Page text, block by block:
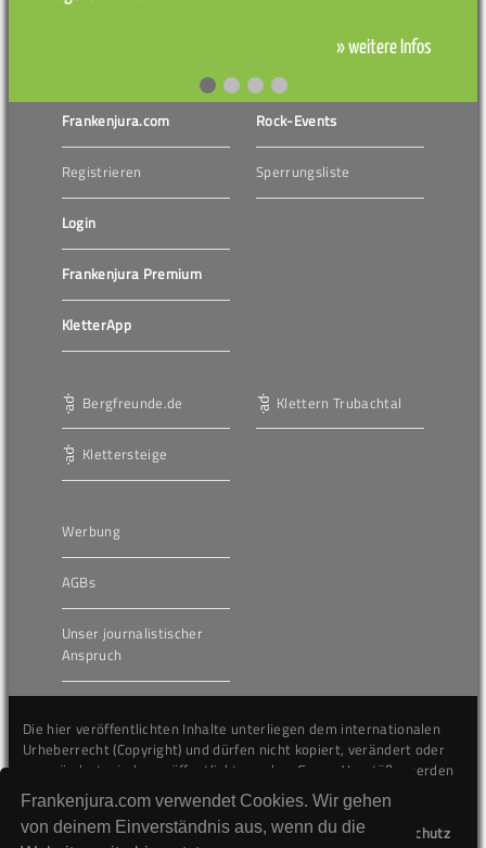
Frankenjura.com verwendet Cookies. Wir gehen
von deinem Einverständnis aus, wenn du die
» weitere Infos
Frankenjura.com
Registrieren
Login
Frankenjura Premium
KletterApp
Rock-Events
Sperrungsliste
Bergfreunde.de
Klettersteige
Klettern Trubachtal
Werbung
AGBs
Unser journalistischer
Anspruch
Die hier veröffentlichten Inhalte unterliegen dem internationalen
Urheberrecht (Copyright) und dürfen nicht kopiert, verändert oder
unverändert wiederveröffentlicht werden. Gegen Verstöße werden
wir auf juristischem Wege vorgehen.
Kontakt
Impressum Datenschutz